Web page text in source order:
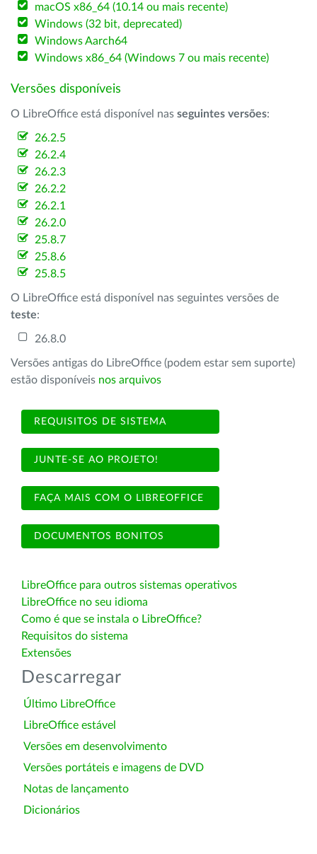
macOS x86_64 (10.14 ou mais recente)
Windows (32 bit, deprecated)
Windows Aarch64
Windows x86_64 (Windows 7 ou mais recente)
Versões disponíveis
O LibreOffice está disponível nas seguintes versões:
26.2.5
26.2.4
26.2.3
26.2.2
26.2.1
26.2.0
25.8.7
25.8.6
25.8.5
O LibreOffice está disponível nas seguintes versões de
teste:
26.8.0
Versões antigas do LibreOffice (podem estar sem suporte)
estão disponíveis nos arquivos
REQUISITOS DE SISTEMA
JUNTE-SE AO PROJETO!
FAÇA MAIS COM O LIBREOFFICE
DOCUMENTOS BONITOS
LibreOffice para outros sistemas operativos
LibreOffice no seu idioma
Como é que se instala o LibreOffice?
Requisitos do sistema
Extensões
Descarregar
Último LibreOffice
LibreOffice estável
Versões em desenvolvimento
Versões portáteis e imagens de DVD
Notas de lançamento
Dicionários